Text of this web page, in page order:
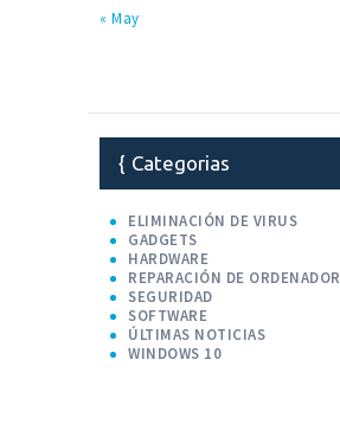
« May
Categorias
ELIMINACIÓN DE VIRUS
GADGETS
HARDWARE
REPARACIÓN DE ORDENADOR
SEGURIDAD
SOFTWARE
ÚLTIMAS NOTICIAS
WINDOWS 10